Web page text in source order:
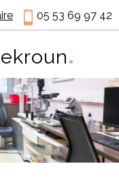
05 53 69 97 42
.